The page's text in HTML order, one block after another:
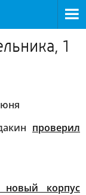
1
проверил
новый корпус